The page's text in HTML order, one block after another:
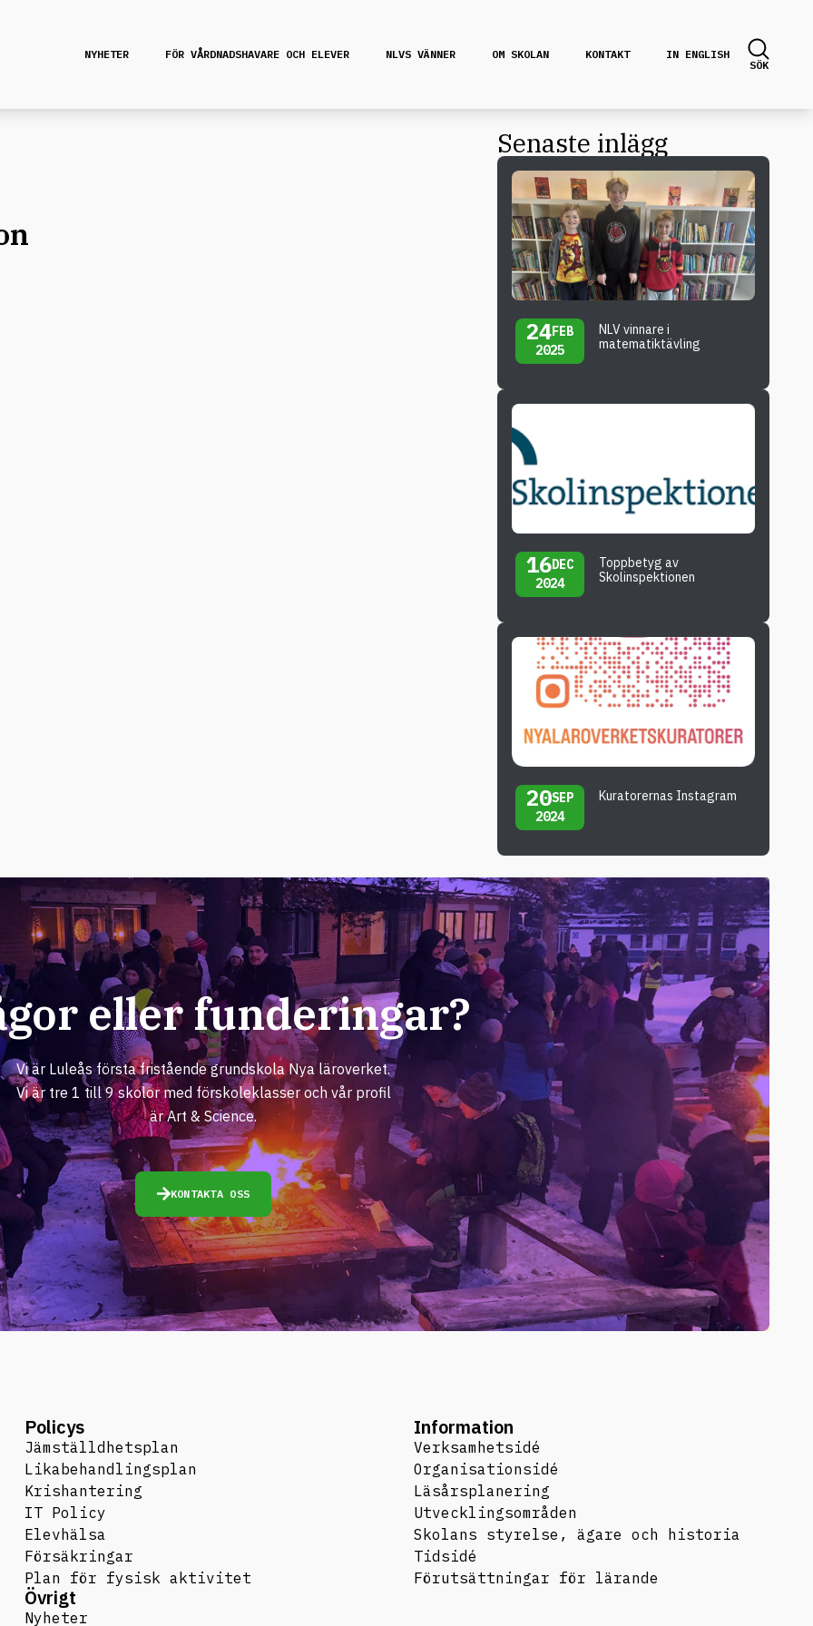
NYHETER FÖR VÅRDNADSHAVARE OCH ELEVER NLVS VÄNNER OM SKOLAN KONTAKT
IN ENGLISH
SÖK
Senaste inlägg
24FEB
2025
NLV vinnare i
matematiktävling
16DEC
2024
Toppbetyg av
Skolinspektionen
20SEP
2024
Kuratorernas Instagram
eller funderingar?
Vi är Luleås första fristående grundskola Nya läroverket.
Vi är tre 1 till 9 skolor med förskoleklasser och vår profil
är Art & Science.
KONTAKTA OSS
Policys
Jämställdhetsplan
Likabehandlingsplan
Krishantering
IT Policy
Elevhälsa
Försäkringar
Plan för fysisk aktivitet
Information
Verksamhetsidé
Organisationsidé
Läsårsplanering
Utvecklingsområden
Skolans styrelse, ägare och historia
Tidsidé
Förutsättningar för lärande
Övrigt
Nyheter